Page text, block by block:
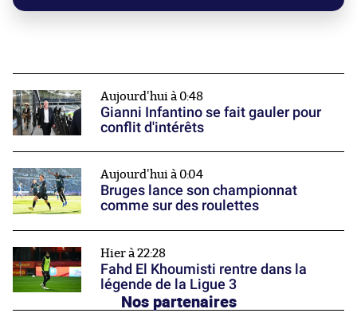
Aujourd'hui à 0:48
Gianni Infantino se fait gauler pour
conflit d'intérêts
Aujourd'hui à 0:04
Bruges lance son championnat
comme sur des roulettes
Hier à 22:28
Fahd El Khoumisti rentre dans la
légende de la Ligue 3
Nos partenaires